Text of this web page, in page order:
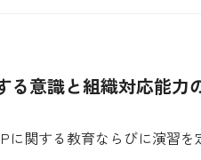
る意識と組織対応能力
に関する教育ならびに演習